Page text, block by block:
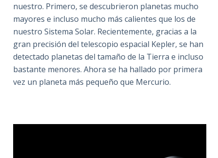
nuestro. Primero, se descubrieron planetas mucho
mayores e incluso mucho más calientes que los de
nuestro Sistema Solar. Recientemente, gracias a la
gran precisión del telescopio espacial Kepler, se han
detectado planetas del tamaño de la Tierra e incluso
bastante menores. Ahora se ha hallado por primera
vez un planeta más pequeño que Mercurio.